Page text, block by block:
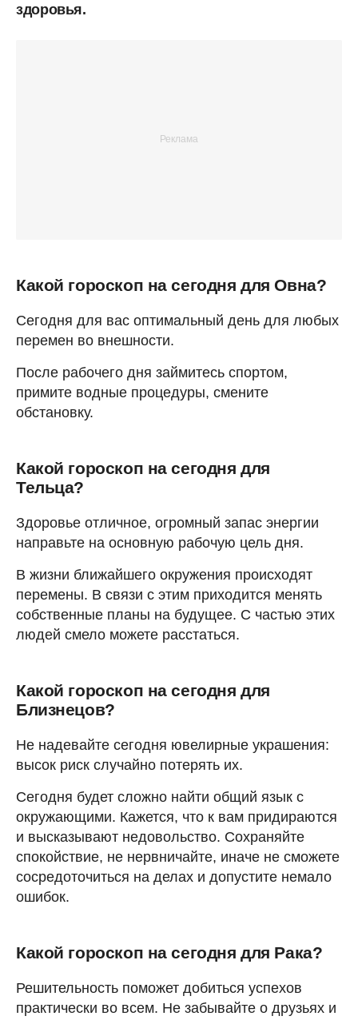
здоровья.
Какой гороскоп на сегодня для Овна?
Сегодня для вас оптимальный день для любых
перемен во внешности.
После рабочего дня займитесь спортом,
примите водные процедуры, смените
обстановку.
Какой гороскоп на сегодня для
Тельца?
Здоровье отличное, огромный запас энергии
направьте на основную рабочую цель дня.
В жизни ближайшего окружения происходят
перемены. В связи с этим приходится менять
собственные планы на будущее. С частью этих
людей смело можете расстаться.
Какой гороскоп на сегодня для
Близнецов?
Не надевайте сегодня ювелирные украшения:
высок риск случайно потерять их.
Сегодня будет сложно найти общий язык с
окружающими. Кажется, что к вам придираются
и высказывают недовольство. Сохраняйте
спокойствие, не нервничайте, иначе не сможете
сосредоточиться на делах и допустите немало
ошибок.
Какой гороскоп на сегодня для Рака?
Решительность поможет добиться успехов
практически во всем. Не забывайте о друзьях и